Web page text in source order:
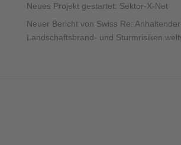
Neues Projekt gestartet: Sektor-X-Net
Neuer Bericht von Swiss Re:
Landschaftsbrand- und Sturmrisiken